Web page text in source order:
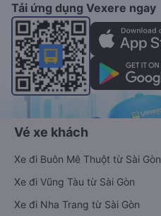
Tải ứng dụng Vexere ngay
Vé xe khách
Xe đi Buôn Mê Thuột từ Sài Gòn
Xe đi Vũng Tàu từ Sài Gòn
Xe đi Nha Trang từ Sài Gòn